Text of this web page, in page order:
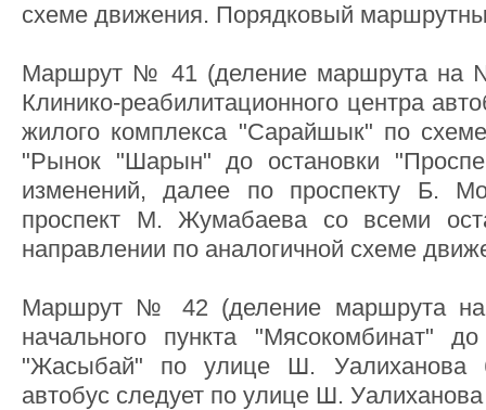
схеме движения. Порядковый
Маршрут № 41 (деление маршрута
Клинико-реабилитационного центра
жилого комплекса "Сарайшык" по
"Рынок "Шарын" до остановки
изменений, далее по проспекту Б.
проспект М. Жумабаева со всеми
направлении по аналогичной схеме
Маршрут № 42 (деление
начального пункта "Мясокомбинат"
"Жасыбай" по улице Ш. Уалиханова
автобус следует по улице Ш.